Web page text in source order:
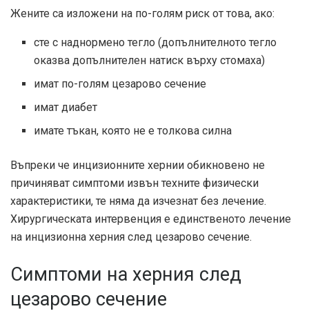
Жените са изложени на по-голям риск от това, ако:
сте с наднормено тегло (допълнителното тегло
оказва допълнителен натиск върху стомаха)
имат по-голям цезарово сечение
имат диабет
имате тъкан, която не е толкова силна
Въпреки че инцизионните хернии обикновено не
причиняват симптоми извън техните физически
характеристики, те няма да изчезнат без лечение.
Хирургическата интервенция е единственото лечение
на инцизионна херния след цезарово сечение.
Симптоми на херния след
цезарово сечение